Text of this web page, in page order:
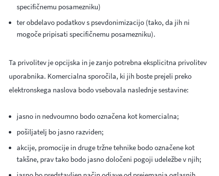
specifičnemu posamezniku)
ter obdelavo podatkov s psevdonimizacijo (tako, da jih ni
mogoče pripisati specifičnemu posamezniku).
Ta privolitev je opcijska in je zanjo potrebna eksplicitna privolitev
uporabnika. Komercialna sporočila, ki jih boste prejeli preko
elektronskega naslova bodo vsebovala naslednje sestavine:
jasno in nedvoumno bodo označena kot komercialna;
pošiljatelj bo jasno razviden;
akcije, promocije in druge tržne tehnike bodo označene kot
takšne, prav tako bodo jasno določeni pogoji udeležbe v njih;